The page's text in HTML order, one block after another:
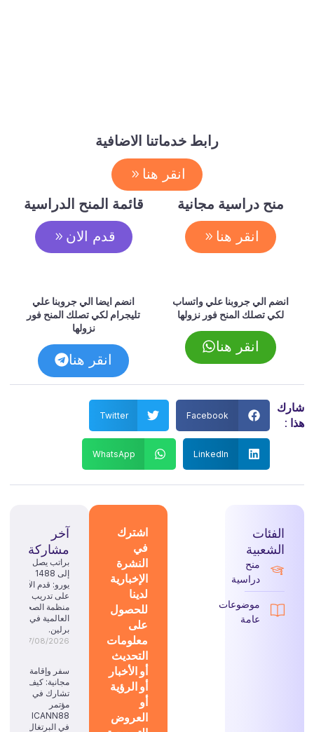
رابط خدماتنا الاضافية
انقر هنا
منح دراسية مجانية
انقر هنا
قائمة المنح الدراسية
قدم الان
انضم الي جروبنا علي واتساب
لكي تصلك المنح فور نزولها
انقر هنا
انضم ايضا الي جروبنا علي
تليجرام لكي تصلك المنح فور
نزولها
انقر هنا
شارك
هذا :
Facebook
Twitter
LinkedIn
WhatsApp
الفئات
الشعبية
منح
دراسية
موضوعات
عامة
اشترك
في
النشرة
الإخبارية
لدينا
للحصول
على
معلومات
التحديث
أو الأخبار
أو الرؤية
أو
العروض
آخر
مشاركة
براتب يصل
إلى 1488
يورو: قدم الآن
على تدريب
منظمة الصحة
العالمية في
برلين.
07/08/2026
سفر وإقامة
مجانية: كيف
تشارك في
مؤتمر
ICANN88
في البرتغال